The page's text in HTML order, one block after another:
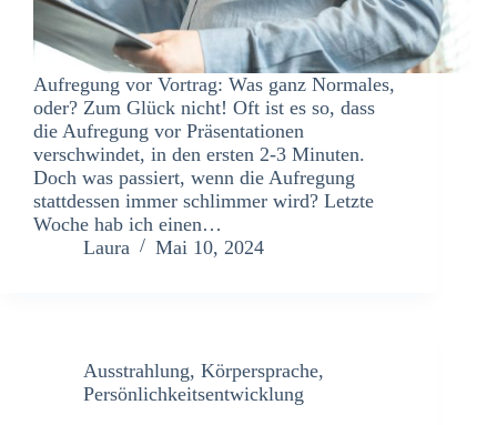
Aufregung vor Vortrag: Was ganz Normales,
oder? Zum Glück nicht! Oft ist es so, dass
die Aufregung vor Präsentationen
verschwindet, in den ersten 2-3 Minuten.
Doch was passiert, wenn die Aufregung
stattdessen immer schlimmer wird? Letzte
Woche hab ich einen…
Laura
Mai 10, 2024
Ausstrahlung, Körpersprache,
Persönlichkeitsentwicklung